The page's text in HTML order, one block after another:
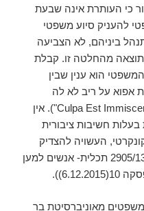
כי העותרת אינה שבעת
להעניק סיוע משפטי
שמתנהל ביניהם, לא הצביעה
מהחלטה זו. קבלת
הוא ענין שבין
אפוא על ריב לא לה
("Culpa Est Immiscere Se Rei Ad Se Non Pertinenti"). אין
חשיבות ציבורית
העשויה להצדיק
בירור בגדר עתירה ציבורית (בג"ץ 2905/13 תכלית- אנשים למען
מאוניברסיטת בר